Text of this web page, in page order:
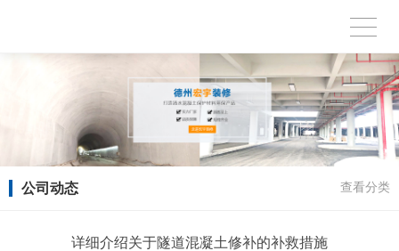
公司动态 查看分类
详细介绍关于隧道混凝土修补的补救措施